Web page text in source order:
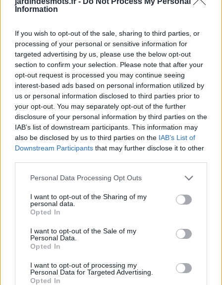
Information
If you wish to opt-out of the sale, sharing to third parties, or
processing of your personal or sensitive information for
targeted advertising by us, please use the below opt-out
section to confirm your selection. Please note that after your
opt-out request is processed you may continue seeing
interest-based ads based on personal information utilized by
us or personal information disclosed to third parties prior to
your opt-out. You may separately opt-out of the further
disclosure of your personal information by third parties on the
IAB’s list of downstream participants. This information may
also be disclosed by us to third parties on the IAB’s List of
Downstream Participants that may further disclose it to other
Personal Data Processing Opt Outs
I want to opt-out of the Sharing of my
personal data.
Opted In
I want to opt-out of the Sale of my
Personal Data.
Opted In
I want to opt-out of processing my
Personal Data for Targeted Advertising.
Opted In
Solution Jardin des Mots niveau 5443
Solution Jardin des Mots niveau 5444
Solution Jardin des Mots niveau 5445
Solution Jardin des Mots niveau 5446